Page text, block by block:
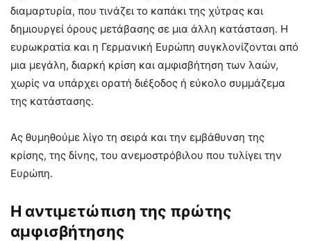
διαμαρτυρία, που τινάζει το καπάκι της χύτρας και
δημιουργεί όρους μετάβασης σε μια άλλη κατάσταση. Η
ευρωκρατία και η Γερμανική Ευρώπη συγκλονίζονται από
μια μεγάλη, διαρκή κρίση και αμφισβήτηση των λαών,
χωρίς να υπάρχει ορατή διέξοδος ή εύκολο συμμάζεμα
της κατάστασης.
Ας θυμηθούμε λίγο τη σειρά και την εμβάθυνση της
κρίσης, της δίνης, του ανεμοστρόβιλου που τυλίγει την
Ευρώπη.
Η αντιμετώπιση της πρώτης
αμφισβήτησης